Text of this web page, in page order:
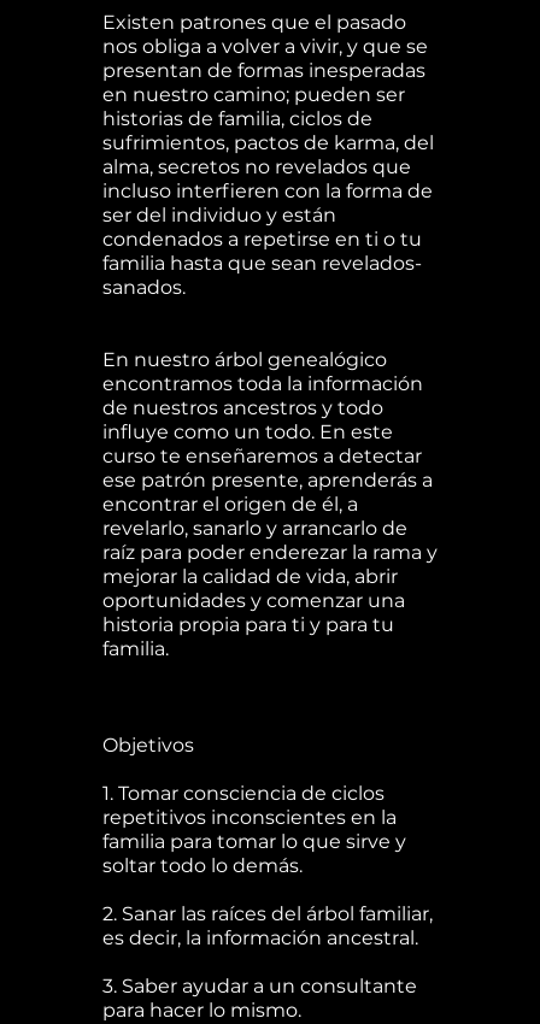
Existen patrones que el pasado
nos obliga a volver a vivir, y que se
presentan de formas inesperadas
en nuestro camino; pueden ser
historias de familia, ciclos de
sufrimientos, pactos de karma, del
alma, secretos no revelados que
incluso interfieren con la forma de
ser del individuo y están
condenados a repetirse en ti o tu
familia hasta que sean revelados-
sanados.
En nuestro árbol genealógico
encontramos toda la información
de nuestros ancestros y todo
influye como un todo. En este
curso te enseñaremos a detectar
ese patrón presente, aprenderás a
encontrar el origen de él, a
revelarlo, sanarlo y arrancarlo de
raíz para poder enderezar la rama y
mejorar la calidad de vida, abrir
oportunidades y comenzar una
historia propia para ti y para tu
familia.
Objetivos
1. Tomar consciencia de ciclos
repetitivos inconscientes en la
familia para tomar lo que sirve y
soltar todo lo demás.
2. Sanar las raíces del árbol familiar,
es decir, la información ancestral.
3. Saber ayudar a un consultante
para hacer lo mismo.